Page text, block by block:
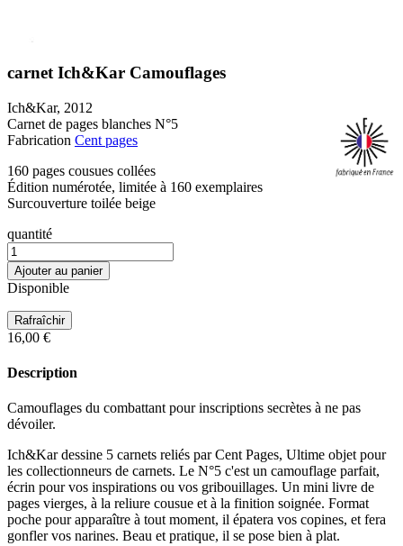
carnet Ich&Kar Camouflages
Ich&Kar, 2012
Carnet de pages blanches N°5
Fabrication Cent pages
160 pages cousues collées
Édition numérotée, limitée à 160 exemplaires
Surcouverture toilée beige
quantité
Ajouter au panier
Disponible
16,00 €
Description
Camouflages du combattant pour inscriptions secrètes à ne pas
dévoiler.
Ich&Kar dessine 5 carnets reliés par Cent Pages, Ultime objet pour
les collectionneurs de carnets. Le N°5 c'est un camouflage parfait,
écrin pour vos inspirations ou vos gribouillages. Un mini livre de
pages vierges, à la reliure cousue et à la finition soignée. Format
poche pour apparaître à tout moment, il épatera vos copines, et fera
gonfler vos narines. Beau et pratique, il se pose bien à plat.